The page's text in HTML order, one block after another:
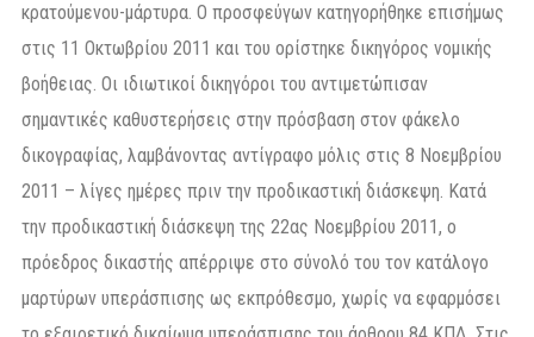
κρατούμενου-μάρτυρα. Ο προσφεύγων κατηγορήθηκε επισήμως
στις 11 Οκτωβρίου 2011 και του ορίστηκε δικηγόρος νομικής
βοήθειας. Οι ιδιωτικοί δικηγόροι του αντιμετώπισαν
σημαντικές καθυστερήσεις στην πρόσβαση στον φάκελο
δικογραφίας, λαμβάνοντας αντίγραφο μόλις στις 8 Νοεμβρίου
2011 – λίγες ημέρες πριν την προδικαστική διάσκεψη. Κατά
την προδικαστική διάσκεψη της 22ας Νοεμβρίου 2011, ο
πρόεδρος δικαστής απέρριψε στο σύνολό του τον κατάλογο
μαρτύρων υπεράσπισης ως εκπρόθεσμο, χωρίς να εφαρμόσει